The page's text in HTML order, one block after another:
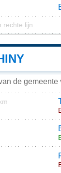
rechte lijn
de gemeente